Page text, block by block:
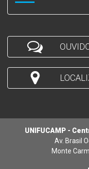
UNIFUCAMP -
Av. Brasil
Monte